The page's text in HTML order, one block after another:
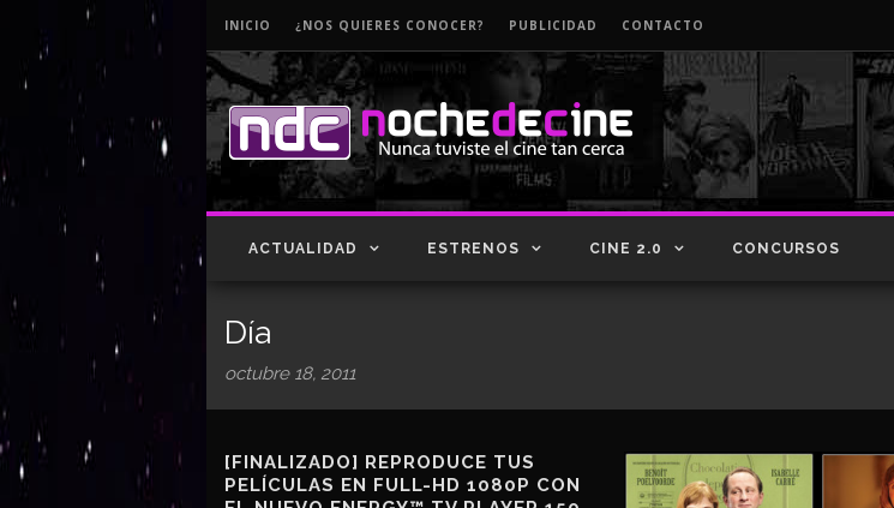
INICIO ¿NOS QUIERES CONOCER? PUBLICIDAD CONTACTO
ACTUALIDAD ESTRENOS CINE 2.0 CONCURSOS
Día
octubre 18, 2011
[FINALIZADO] REPRODUCE TUS
PELÍCULAS EN FULL-HD 1080P CON